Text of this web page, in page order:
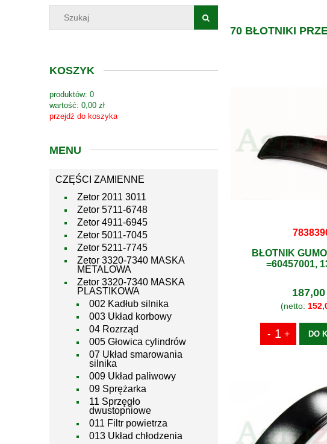
KOSZYK
produktów: 0
wartość: 0,00 zł
przejdź do koszyka
MENU
CZĘŚCI ZAMIENNE
Zetor 2011 3011
Zetor 5711-6748
Zetor 4911-6945
Zetor 5011-7045
Zetor 5211-7745
Zetor 3320-7340 MASKA
METALOWA
Zetor 3320-7340 MASKA
PLASTIKOWA
002 Kadłub silnika
003 Układ korbowy
04 Rozrząd
005 Głowica cylindrów
07 Układ smarowania
silnika
009 Układ paliwowy
09 Sprężarka
11 Sprzęgło
dwustopniowe
011 Filtr powietrza
013 Układ chłodzenia
70 BŁOTNIKI
BŁOTNIK
=60457001,
187,00
(netto:
DO